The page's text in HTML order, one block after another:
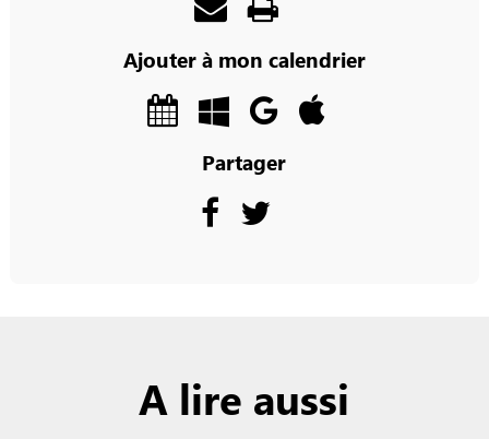
Ajouter à mon calendrier
Partager
A lire aussi